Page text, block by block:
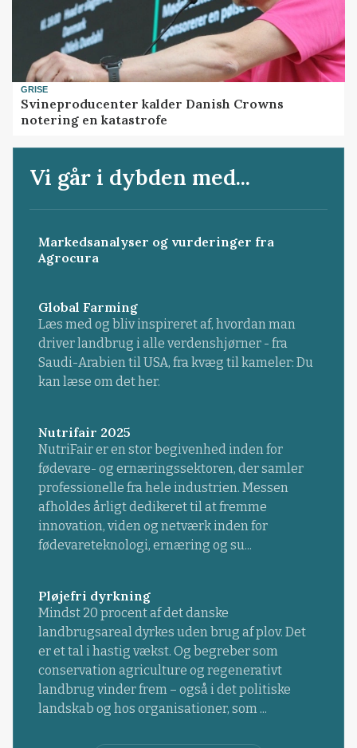
GRISE
Svineproducenter kalder Danish Crowns
notering en katastrofe
Vi går i dybden med...
Markedsanalyser og vurderinger fra
Agrocura
Global Farming
Læs med og bliv inspireret af, hvordan man
driver landbrug i alle verdenshjørner - fra
Saudi-Arabien til USA, fra kvæg til kameler: Du
kan læse om det her.
Nutrifair 2025
NutriFair er en stor begivenhed inden for
fødevare- og ernæringssektoren, der samler
professionelle fra hele industrien. Messen
afholdes årligt dedikeret til at fremme
innovation, viden og netværk inden for
fødevareteknologi, ernæring og su...
Pløjefri dyrkning
Mindst 20 procent af det danske
landbrugsareal dyrkes uden brug af plov. Det
er et tal i hastig vækst. Og begreber som
conservation agriculture og regenerativt
landbrug vinder frem – også i det politiske
landskab og hos organisationer, som ...